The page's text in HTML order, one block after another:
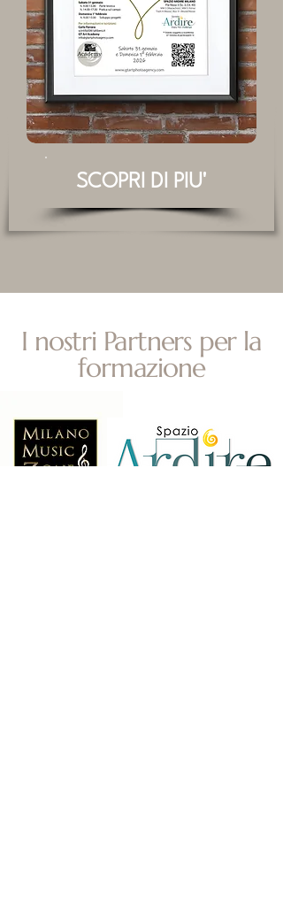
SCOPRI DI PIU'
I nostri Partners per la
formazione